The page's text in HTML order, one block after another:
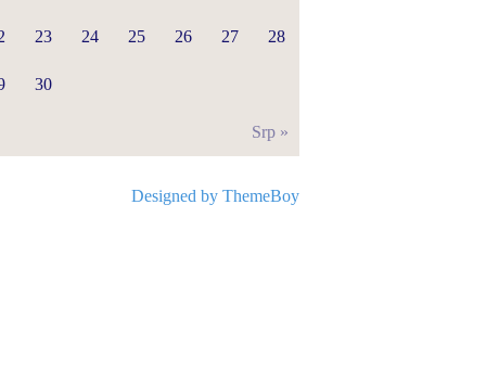
Srp »
23 24 25 26 27 28
30
Designed by ThemeBoy